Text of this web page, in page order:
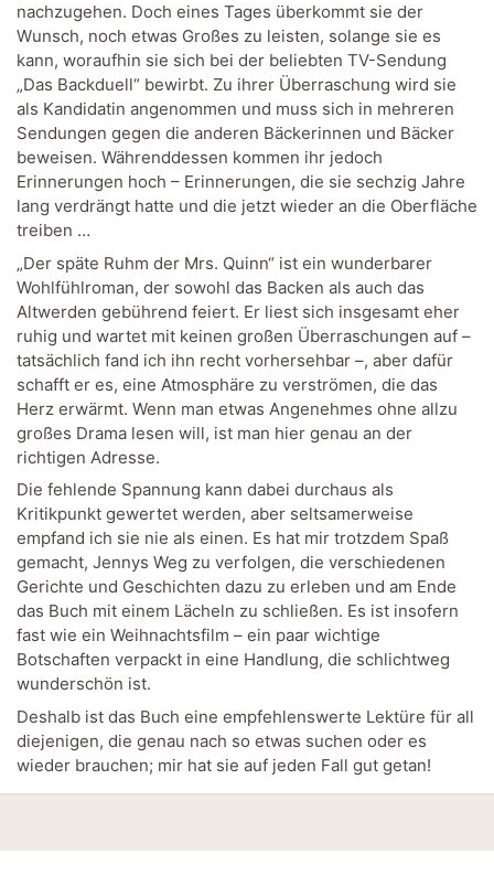
nachzugehen. Doch eines Tages überkommt sie der
Wunsch, noch etwas Großes zu leisten, solange sie es
kann, woraufhin sie sich bei der beliebten TV-Sendung
„Das Backduell“ bewirbt. Zu ihrer Überraschung wird sie
als Kandidatin angenommen und muss sich in mehreren
Sendungen gegen die anderen Bäckerinnen und Bäcker
beweisen. Währenddessen kommen ihr jedoch
Erinnerungen hoch – Erinnerungen, die sie sechzig Jahre
lang verdrängt hatte und die jetzt wieder an die Oberfläche
treiben …
„Der späte Ruhm der Mrs. Quinn“ ist ein wunderbarer
Wohlfühlroman, der sowohl das Backen als auch das
Altwerden gebührend feiert. Er liest sich insgesamt eher
ruhig und wartet mit keinen großen Überraschungen auf –
tatsächlich fand ich ihn recht vorhersehbar –, aber dafür
schafft er es, eine Atmosphäre zu verströmen, die das
Herz erwärmt. Wenn man etwas Angenehmes ohne allzu
großes Drama lesen will, ist man hier genau an der
richtigen Adresse.
Die fehlende Spannung kann dabei durchaus als
Kritikpunkt gewertet werden, aber seltsamerweise
empfand ich sie nie als einen. Es hat mir trotzdem Spaß
gemacht, Jennys Weg zu verfolgen, die verschiedenen
Gerichte und Geschichten dazu zu erleben und am Ende
das Buch mit einem Lächeln zu schließen. Es ist insofern
fast wie ein Weihnachtsfilm – ein paar wichtige
Botschaften verpackt in eine Handlung, die schlichtweg
wunderschön ist.
Deshalb ist das Buch eine empfehlenswerte Lektüre für all
diejenigen, die genau nach so etwas suchen oder es
wieder brauchen; mir hat sie auf jeden Fall gut getan!